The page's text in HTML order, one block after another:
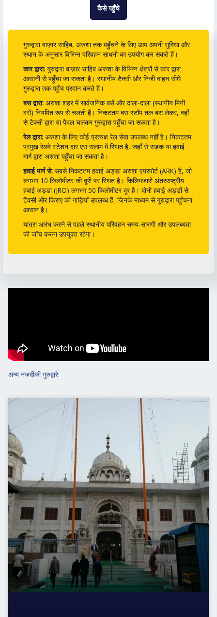
कैसे पहुँचे
गुरुद्वारा बाज़ार साहिब, अरुशा तक पहुँचने के लिए आप अपनी सुविधा और
स्थान के अनुसार विभिन्न परिवहन साधनों का उपयोग कर सकते हैं।
कार द्वारा:गुरुद्वारा बाज़ार साहिब अरुशा के विभिन्न क्षेत्रों से कार द्वारा
आसानी से पहुँचा जा सकता है। स्थानीय टैक्सी और निजी वाहन सीधे
गुरुद्वारा तक पहुँच प्रदान करते हैं।
बस द्वारा:अरुशा शहर में सार्वजनिक बसें और दाला-दाला (स्थानीय मिनी
बसें) नियमित रूप से चलती हैं। निकटतम बस स्टॉप तक बस लेकर, वहाँ
से टैक्सी द्वारा या पैदल चलकर गुरुद्वारा पहुँचा जा सकता है।
रेल द्वारा:अरुशा के लिए कोई प्रत्यक्ष रेल सेवा उपलब्ध नहीं है। निकटतम
प्रमुख रेलवे स्टेशन दार एस सलाम में स्थित है, जहाँ से सड़क या हवाई
मार्ग द्वारा अरुशा पहुँचा जा सकता है।
हवाई मार्ग से:सबसे निकटतम हवाई अड्डा अरुशा एयरपोर्ट (ARK) है, जो
लगभग 10 किलोमीटर की दूरी पर स्थित है। किलिमंजारो अंतरराष्ट्रीय
हवाई अड्डा (JRO) लगभग 50 किलोमीटर दूर है। दोनों हवाई अड्डों से
टैक्सी और किराए की गाड़ियाँ उपलब्ध हैं, जिनके माध्यम से गुरुद्वारा पहुँचना
आसान है।
यात्रा आरंभ करने से पहले स्थानीय परिवहन समय-सारणी और उपलब्धता
की जाँच करना उपयुक्त रहेगा।
अन्य नजदीकी गुरुद्वारे